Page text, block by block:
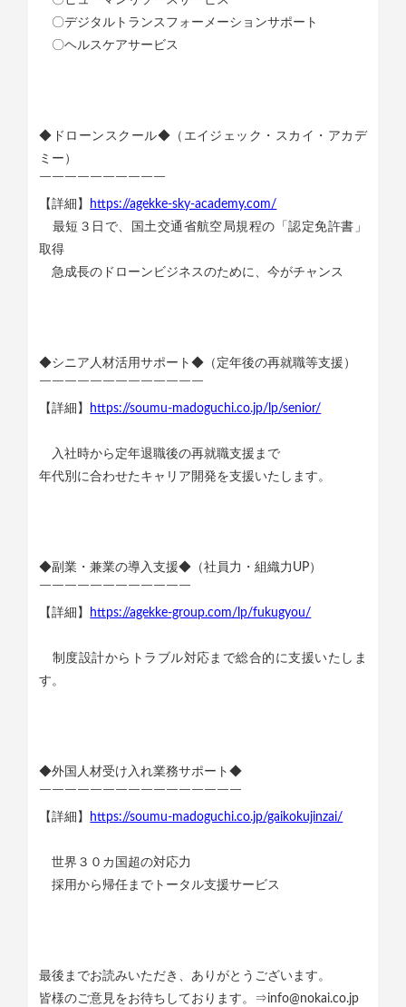
〇デジタルトランスフォーメーションサポート
〇ヘルスケアサービス
◆ドローンスクール◆（エイジェック・スカイ・アカデ
ミー）
￣￣￣￣￣￣￣￣￣￣
【詳細】
https://agekke-sky-academy.com/
最短３日で、国土交通省航空局規程の「認定免許書」
取得
急成長のドローンビジネスのために、今がチャンス
◆シニア人材活用サポート◆（定年後の再就職等支援）
￣￣￣￣￣￣￣￣￣￣￣￣￣
【詳細】
https://soumu-madoguchi.co.jp/lp/senior/
入社時から定年退職後の再就職支援まで
年代別に合わせたキャリア開発を支援いたします。
◆副業・兼業の導入支援◆（社員力・組織力UP）
￣￣￣￣￣￣￣￣￣￣￣￣
【詳細】
https://agekke-group.com/lp/fukugyou/
制度設計からトラブル対応まで総合的に支援いたしま
す。
◆外国人材受け入れ業務サポート◆
￣￣￣￣￣￣￣￣￣￣￣￣￣￣￣￣
【詳細】
https://soumu-madoguchi.co.jp/gaikokujinzai/
世界３０カ国超の対応力
採用から帰任までトータル支援サービス
最後までお読みいただき、ありがとうございます。
皆様のご意見をお待ちしております。⇒info@nokai.co.jp